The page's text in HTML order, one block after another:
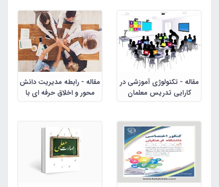
مقاله - تکنولوژی آموزشی در
کارایی تدریس معلمان
مقاله - رابطه مدیریت دانش
محور و اخلاق حرفه ای با